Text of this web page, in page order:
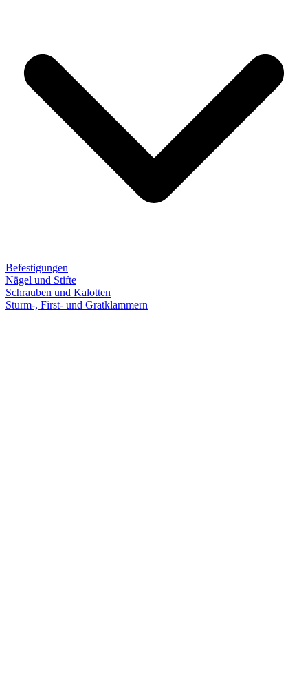
Befestigungen
Nägel und Stifte
Schrauben und Kalotten
Sturm-, First- und Gratklammern